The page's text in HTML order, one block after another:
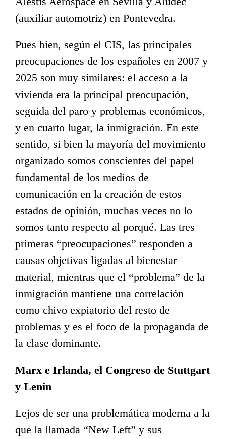
(auxiliar automotriz) en Pontevedra.
Pues bien, según el CIS, las principales
preocupaciones de los españoles en 2007 y
2025 son muy similares: el acceso a la
vivienda era la principal preocupación,
seguida del paro y problemas económicos,
y en cuarto lugar, la inmigración. En este
sentido, si bien la mayoría del movimiento
organizado somos conscientes del papel
fundamental de los medios de
comunicación en la creación de estos
estados de opinión, muchas veces no lo
somos tanto respecto al porqué. Las tres
primeras “preocupaciones” responden a
causas objetivas ligadas al bienestar
material, mientras que el “problema” de la
inmigración mantiene una correlación
como chivo expiatorio del resto de
problemas y es el foco de la propaganda de
la clase dominante.
Marx e Irlanda, el Congreso de Stuttgart
y Lenin
Lejos de ser una problemática moderna a la
que la llamada “New Left” y sus